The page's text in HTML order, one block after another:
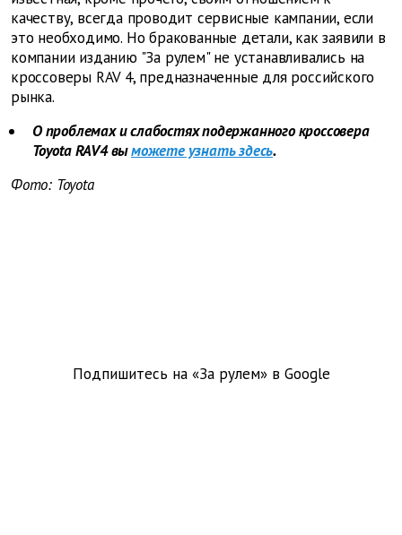
качеству, всегда проводит сервисные кампании, если
это необходимо. Но бракованные детали, как заявили в
компании изданию "За рулем" не устанавливались на
кроссоверы RAV 4, предназначенные для российского
рынка.
О проблемах и слабостях подержанного кроссовера
Toyota RAV4 выможете узнать здесь.
Фото: Toyota
Подпишитесь на «За рулем» в Google